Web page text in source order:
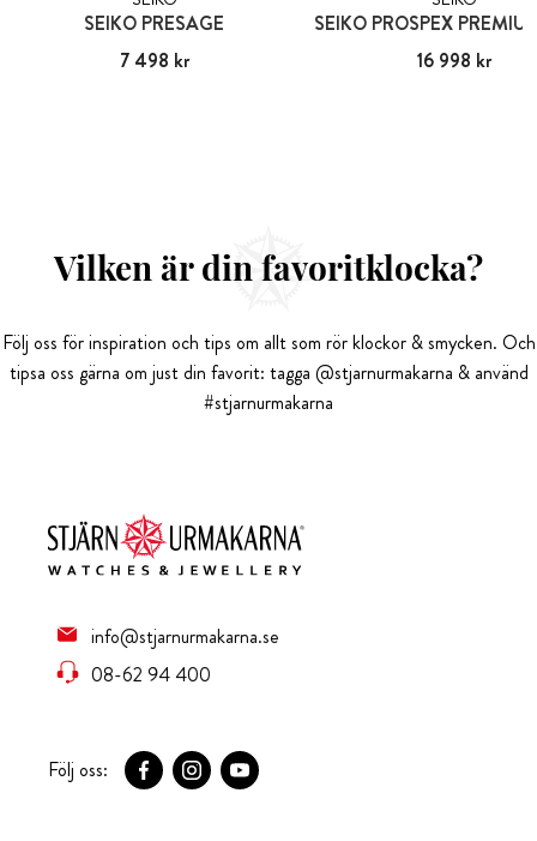
SEIKO PRESAGE
Pris :7 498 kr
7 498 kr Pris: 16 998 kr
16 998 kr
Vilken är din favoritklocka?
Följ oss för inspiration och tips om allt som rör klockor & smycken. Och
tipsa oss gärna om just din favorit: tagga @stjarnurmakarna & använd
#stjarnurmakarna
info@stjarnurmakarna.se
08-62 94 400
Följ oss: